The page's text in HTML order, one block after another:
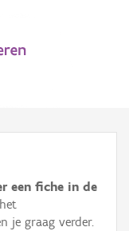
een fiche in de
je graag verder.